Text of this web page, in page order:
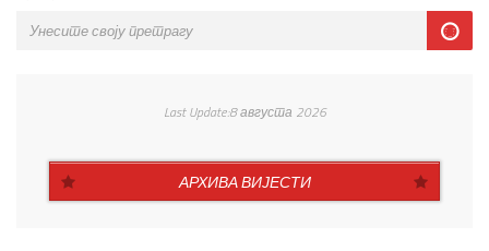
Last Update:8 августа 2026
АРХИВА ВИЈЕСТИ